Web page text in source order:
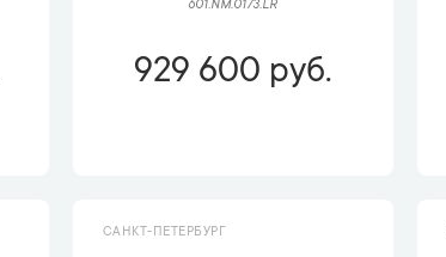
601.NM.0173.LR
929 600 руб.
САНКТ-ПЕТЕРБУРГ